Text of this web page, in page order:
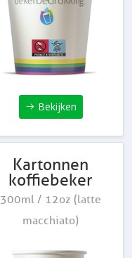
Bekijken
Kartonnen
koffiebeker
300ml / 12oz (latte
macchiato)